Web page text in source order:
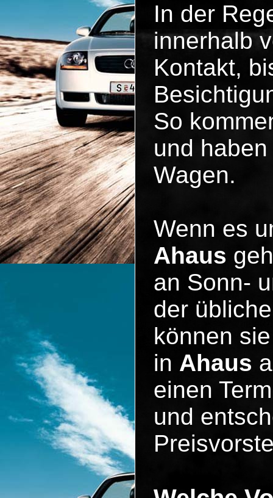
In der
innerhalb
Kontakt,
So
und
Wagen.
Wenn es
Ahaus
an Sonn-
der
können
in Ahaus
einen
und